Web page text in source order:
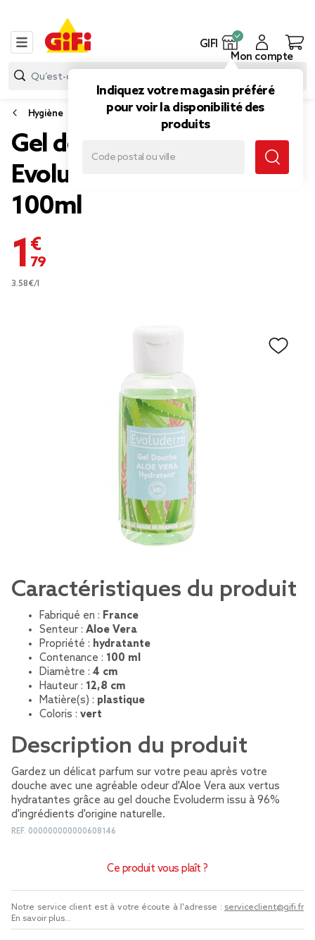
GIFI
Indiquez votre magasin préféré
pour voir la disponibilité des
produits
Mon compte
Hygiène
Gel douche hydratant
Evoluderm Aloe Vera
100ml
1,79 €
3.58€/l
Caractéristiques du produit
Fabriqué en : France
Senteur : Aloe Vera
Propriété : hydratante
Contenance : 100 ml
Diamètre : 4 cm
Hauteur : 12,8 cm
Matière(s) : plastique
Coloris : vert
Description du produit
Gardez un délicat parfum sur votre peau après votre
douche avec une agréable odeur d'Aloe Vera aux vertus
hydratantes grâce au gel douche Evoluderm issu à 96%
d'ingrédients d'origine naturelle.
REF. 000000000000608146
Ce produit vous plaît ?
Notre service client est à votre écoute à l'adresse : serviceclient@gifi.fr
En savoir plus...